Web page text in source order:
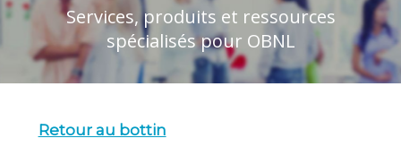
Services, produits et ressources
spécialisés pour OBNL
Retour au bottin